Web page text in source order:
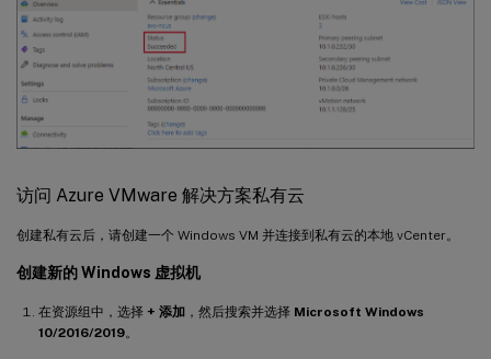
访问 Azure VMware 解决方案私有云
创建私有云后，请创建一个 Windows VM 并连接到私有云的本地 vCenter。
创建新的 Windows 虚拟机
在资源组中，选择 + 添加 ，然后搜索并选择 Microsoft Windows
10/2016/2019。